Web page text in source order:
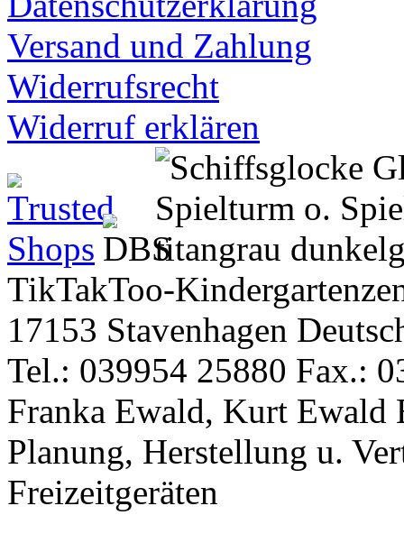
Versand und Zahlung
Widerrufsrecht
Widerruf erklären
TikTakToo-
17153 Stavenhagen
Tel.: 039954 25880 Fax.:
Franka Ewald, Kurt Ewald
Planung, Herstellung u.
Freizeitgeräten